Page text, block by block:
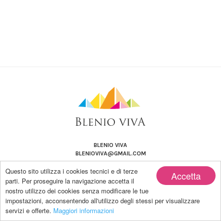
Accetta
Questo sito utilizza i cookies tecnici e di terze
parti. Per proseguire la navigazione accetta il
nostro utilizzo dei cookies senza modificare le tue
impostazioni, acconsentendo all'utilizzo degli stessi per visualizzare
servizi e offerte. Maggiori informazioni
BLENIO VIVA
BLENIOVIVA@GMAIL.COM
Copyright by BLENIO VIVA | Powered by Blanco-LAB